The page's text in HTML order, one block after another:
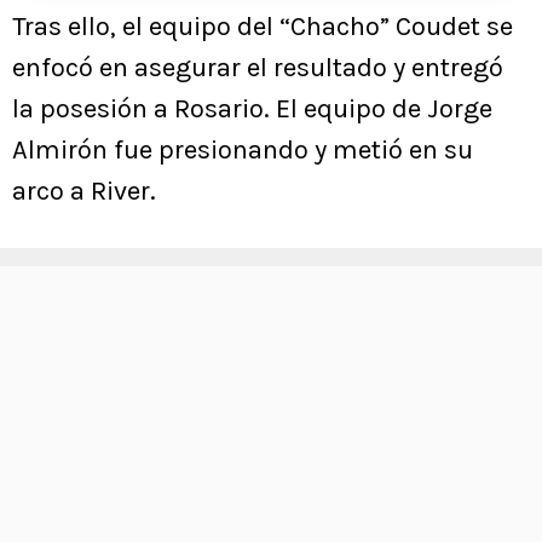
Tras ello, el equipo del “Chacho” Coudet se
enfocó en asegurar el resultado y entregó
la posesión a Rosario. El equipo de Jorge
Almirón fue presionando y metió en su
arco a River.